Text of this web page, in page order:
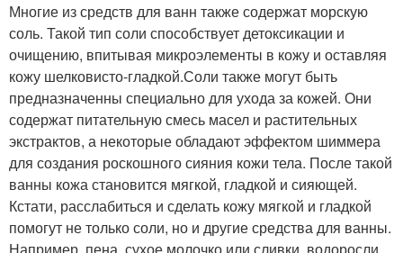
Многие из средств для ванн также содержат морскую
соль. Такой тип соли способствует детоксикации и
очищению, впитывая микроэлементы в кожу и оставляя
кожу шелковисто-гладкой.Соли также могут быть
предназначенны специально для ухода за кожей. Они
содержат питательную смесь масел и растительных
экстрактов, а некоторые обладают эффектом шиммера
для создания роскошного сияния кожи тела. После такой
ванны кожа становится мягкой, гладкой и сияющей.
Кстати, расслабиться и сделать кожу мягкой и гладкой
помогут не только соли, но и другие средства для ванны.